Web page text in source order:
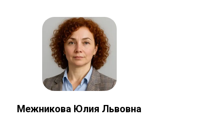
Межникова Юлия Львовна